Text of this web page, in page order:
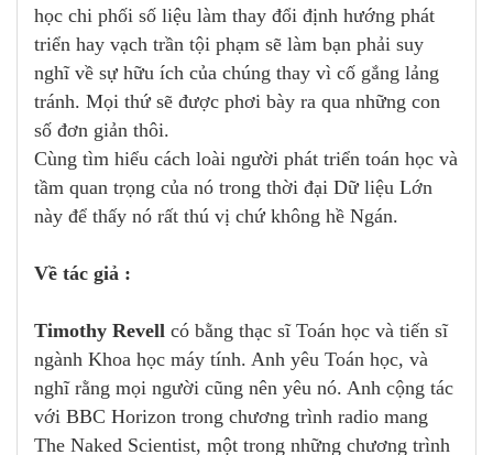
học chi phối số liệu làm thay đổi định hướng phát
triển hay vạch trần tội phạm sẽ làm bạn phải suy
nghĩ về sự hữu ích của chúng thay vì cố gắng lảng
tránh. Mọi thứ sẽ được phơi bày ra qua những con
số đơn giản thôi.
Cùng tìm hiểu cách loài người phát triển toán học và
tầm quan trọng của nó trong thời đại Dữ liệu Lớn
này để thấy nó rất thú vị chứ không hề Ngán.
Về tác giả :
Timothy Revell có bằng thạc sĩ Toán học và tiến sĩ
ngành Khoa học máy tính. Anh yêu Toán học, và
nghĩ rằng mọi người cũng nên yêu nó. Anh cộng tác
với BBC Horizon trong chương trình radio mang
The Naked Scientist, một trong những chương trình